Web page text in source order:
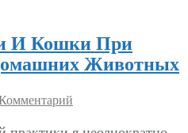
И Кошки При
Животных